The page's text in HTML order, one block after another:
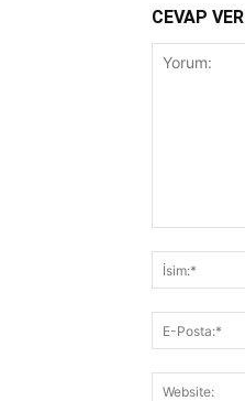
CEVAP VER